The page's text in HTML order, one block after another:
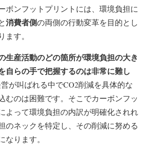
ボンフットプリントには、環境負担に
消費者側の両側の行動変革を目的とし
ます。
生産活動のどの箇所が環境負担の大き
自らの手で把握するのは非常に難し
営が叫ばれる中でCO2削減を具体的な
むのは困難です。そこでカーボンフッ
よって環境負担の内訳が明確化されれ
のネックを特定し、その削減に努める
なります。